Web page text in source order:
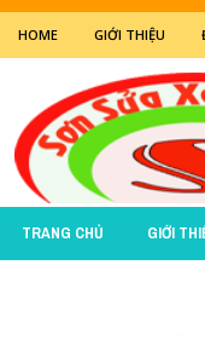
HOME GIỚI THIỆU
TRANG CHỦ GIỚI